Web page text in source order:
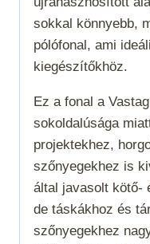
sokkal könnyebb,
pólófonal, ami
kiegészítőkhöz.
Ez a fonal a Vastag
sokoldalúsága
projektekhez,
szőnyegekhez is
által javasolt kötő-
de táskákhoz és
szőnyegekhez